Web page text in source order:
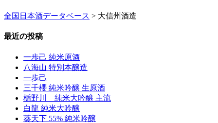
全国日本酒データベース > 大信州酒造
最近の投稿
一歩己 純米原酒
八海山 特別本醸造
一歩己
三千櫻 純米吟醸 生原酒
楯野川 純米大吟醸 主流
白龍 純米大吟醸
葵天下 55% 純米吟醸